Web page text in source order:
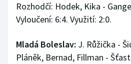
Rozhodčí: Hodek, Kika -
Vyloučení: 6:4. Využití: 2:0.
Mladá Boleslav: J. Růžička -
Pláněk, Bernad, Fillman -